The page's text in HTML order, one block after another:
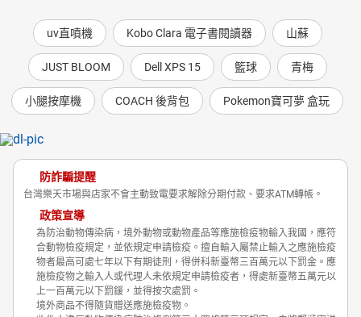
uv直噴機 Kobo Clara 電子書閱讀器 山蘇
JUST BLOOM Dell XPS 15 籃球 青梅
小腿按摩機 COACH 後背包 Pokemon寶可夢 盒玩
防詐騙提醒
台灣樂天市場與店家不會主動致電要求解除分期付款、要求ATM轉帳。
政策宣導
為防治動物傳染病，境外動物或動物產品等應施檢疫物輸入我國，應符
合動物檢疫規定，並依規定申請檢疫。擅自輸入屬禁止輸入之應施檢疫
物者最高可處七年以下有期徒刑，得併科新臺幣三百萬元以下罰金。應
施檢疫物之輸入人或代理人未依規定申請檢疫者，得處新臺幣五萬元以
上一百萬元以下罰鍰，並得按次處罰。
境外商品不得隨貨贈送應施檢疫物。